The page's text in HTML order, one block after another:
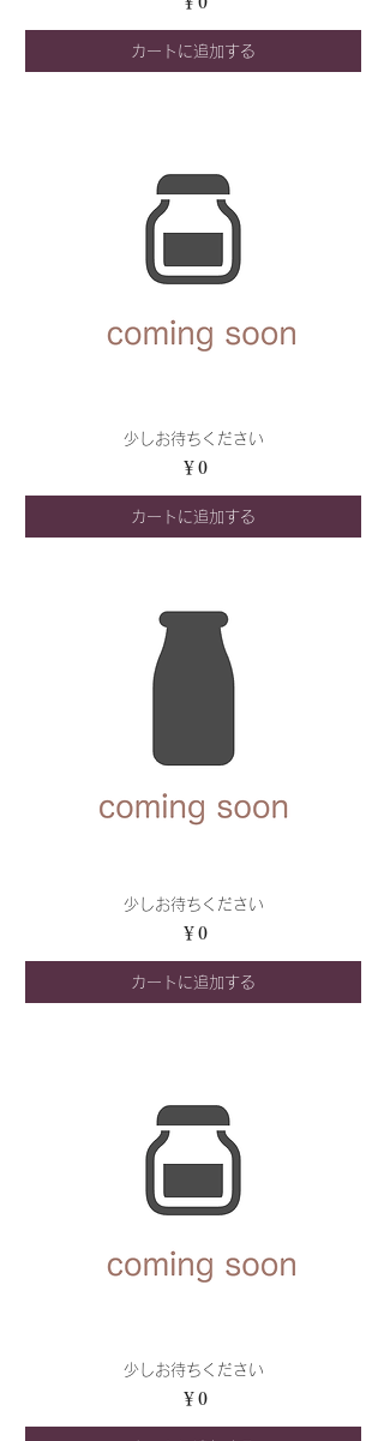
カートに追加する
少しお待ちください
価格
￥0
カートに追加する
少しお待ちください
価格
￥0
カートに追加する
少しお待ちください
価格
￥0